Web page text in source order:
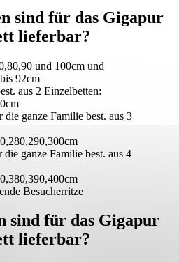
sind für das Gigapur
lieferbar?
und 100cm und
92cm
aus 2 Einzelbetten:
ganze Familie best. aus 3
ganze Familie best. aus 4
Besucherritze
sind für das Gigapur
lieferbar?